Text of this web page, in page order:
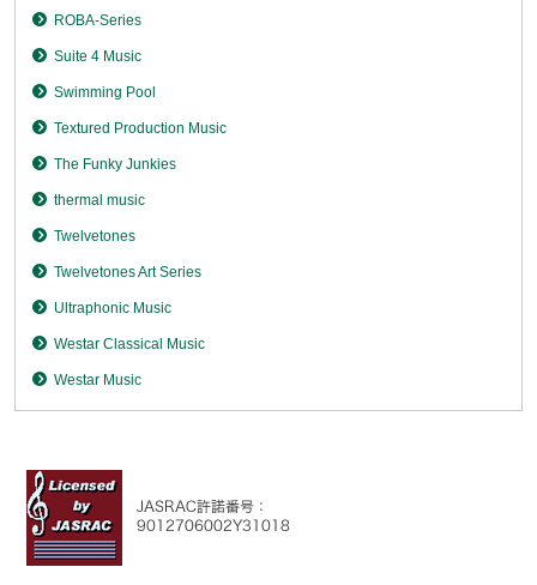
ROBA-Series
Suite 4 Music
Swimming Pool
Textured Production Music
The Funky Junkies
thermal music
Twelvetones
Twelvetones Art Series
Ultraphonic Music
Westar Classical Music
Westar Music